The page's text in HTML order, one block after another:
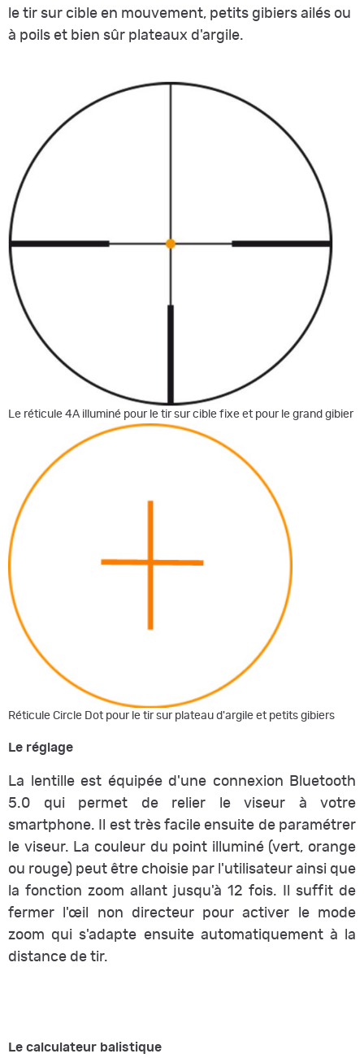
le tir sur cible en mouvement, petits gibiers ailés ou
à poils et bien sûr plateaux d'argile.
Le réticule 4A illuminé pour le tir sur cible fixe et pour le grand gibier
Réticule Circle Dot pour le tir sur plateau d'argile et petits gibiers
Le réglage
La lentille est équipée d'une connexion Bluetooth
5.0 qui permet de relier le viseur à votre
smartphone. Il est très facile ensuite de paramétrer
le viseur. La couleur du point illuminé (vert, orange
ou rouge) peut être choisie par l'utilisateur ainsi que
la fonction zoom allant jusqu'à 12 fois. Il suffit de
fermer l'œil non directeur pour activer le mode
zoom qui s'adapte ensuite automatiquement à la
distance de tir.
Le calculateur balistique